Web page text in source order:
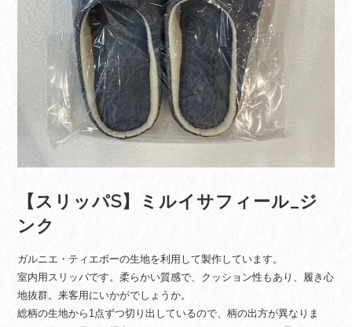
【スリッパS】ミルイサフィール_ジ
ンク
ガルニエ・ティエボーの生地を利用して製作しています。
室内用スリッパです。柔らかい質感で、クッション性もあり、履き心
地抜群。来客用にいかがでしょうか。
総柄の生地から1点ずつ切り出しているので、柄の出方が異なりま